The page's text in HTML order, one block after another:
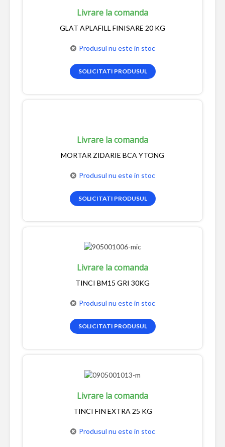
Livrare la comanda
GLAT APLAFILL FINISARE 20 KG
Produsul nu este in stoc
SOLICITATI PRODUSUL
Livrare la comanda
MORTAR ZIDARIE BCA YTONG
Produsul nu este in stoc
SOLICITATI PRODUSUL
Livrare la comanda
TINCI BM15 GRI 30KG
Produsul nu este in stoc
SOLICITATI PRODUSUL
Livrare la comanda
TINCI FIN EXTRA 25 KG
Produsul nu este in stoc